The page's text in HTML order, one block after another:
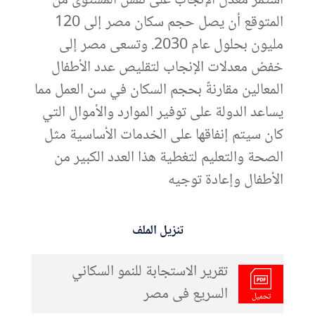
المتوقع أن يصل حجم سكان مصر إلى 120
مليون بحلول عام 2030. وتسعى مصر إلى
خفض معدلات الإنجاب لتقليص عدد الأطفال
المعالين مقارنةً بحجم السكان في سن العمل مما
يساعد الدولة على توفير الموارد والأموال التي
كان سيتم إنفاقها على الخدمات الأساسية مثل
الصحة والتعليم لتغطية هذا العدد الكبير من
الأطفال وإعادة توجيه
تنزيل الملف
تحميل
تقرير الاستجابة للنمو السكاني
السريع فى مصر